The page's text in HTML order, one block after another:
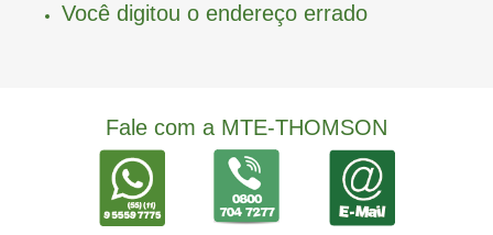
Você digitou o endereço errado
Fale com a MTE-THOMSON